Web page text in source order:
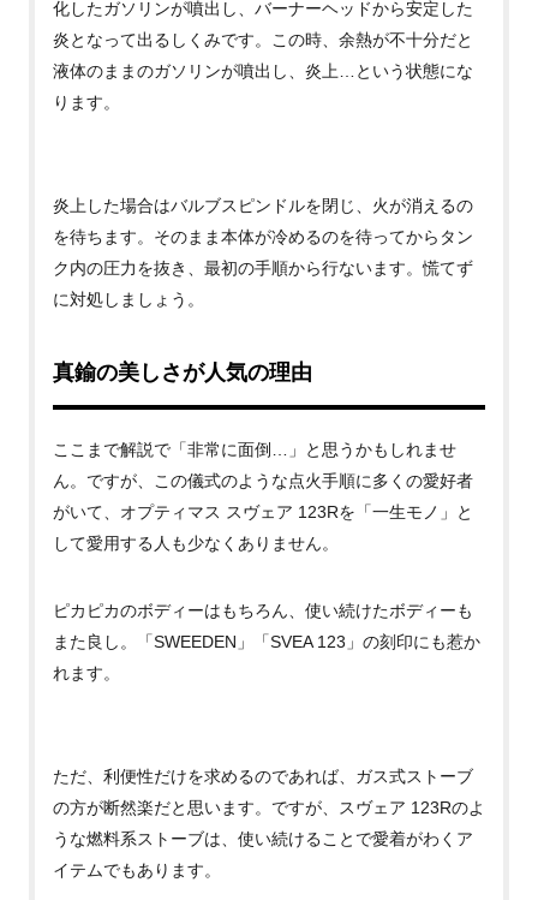
化したガソリンが噴出し、バーナーヘッドから安定した
炎となって出るしくみです。この時、余熱が不十分だと
液体のままのガソリンが噴出し、炎上…という状態にな
ります。
炎上した場合はバルブスピンドルを閉じ、火が消えるの
を待ちます。そのまま本体が冷めるのを待ってからタン
ク内の圧力を抜き、最初の手順から行ないます。慌てず
に対処しましょう。
真鍮の美しさが人気の理由
ここまで解説で「非常に面倒…」と思うかもしれませ
ん。ですが、この儀式のような点火手順に多くの愛好者
がいて、オプティマス スヴェア 123Rを「一生モノ」と
して愛用する人も少なくありません。
ピカピカのボディーはもちろん、使い続けたボディーも
また良し。「SWEEDEN」「SVEA 123」の刻印にも惹か
れます。
ただ、利便性だけを求めるのであれば、ガス式ストーブ
の方が断然楽だと思います。ですが、スヴェア 123Rのよ
うな燃料系ストーブは、使い続けることで愛着がわくア
イテムでもあります。